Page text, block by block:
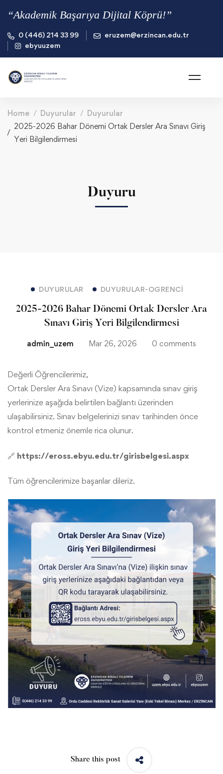
“Akademik Başarıya Dijital Köprü!”
0 (446) 214 33 99
eruzem@erzincan.edu.tr
ebyuuzem
Home Duyurular
Duyurular
2025-2026 Bahar Dönemi Ortak Dersler Ara Sınavı Giriş
Yeri Bilgilendirmesi
Duyuru
DUYURULAR DUYURULAR-OGRENCI
2025-2026 Bahar Dönemi Ortak Dersler Ara
Sınavı Giriş Yeri Bilgilendirmesi
admin_uzem Mar 26, 2026 0 comments
2025-
2026
Bahar
Ortak
Dersler
Ara
Sınavı
Giriş
Yeri
Bilgilendirmesi
Değerli Öğrencilerimiz,
Ortak Dersler Ara Sınavı (Vize) kapsamında sınav giriş
yerlerinize aşağıda belirtilen bağlantı üzerinden
ulaşabilirsiniz. Sınav belgelerinizi sınav tarihinden önce
kontrol etmeniz önemle rica olunur.
🔗 https://eross.ebyu.edu.tr/girisbelgesi.aspx
Tüm öğrencilerimize başarılar dileriz.
Share this post